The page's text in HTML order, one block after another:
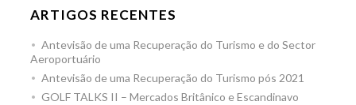
ARTIGOS RECENTES
Antevisão de uma Recuperação do Turismo e do Sector
Aeroportuário
Antevisão de uma Recuperação do Turismo pós 2021
GOLF TALKS II – Mercados Britânico e Escandinavo